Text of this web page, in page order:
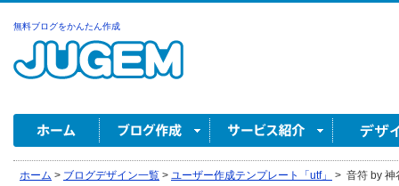
無料ブログをかんたん作成
ホーム > ブログデザイン一覧 > ユーザー作成テンプレート「utf」 > 音符 by 神